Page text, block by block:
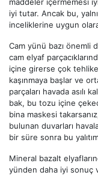
iyi tutar. Ancak bu,
inceliklerine uygun
Cam yünü bazı önemli
cam elyaf
içine girerse çok
kaşınmaya başlar ve
parçaları havada asılı
bak, bu tozu içine
bina maskesi
bulunan duvarları
bir süre sonra bu
Mineral bazalt
yünden daha iyi sonuç